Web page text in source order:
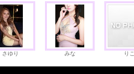
さゆり みな りこ